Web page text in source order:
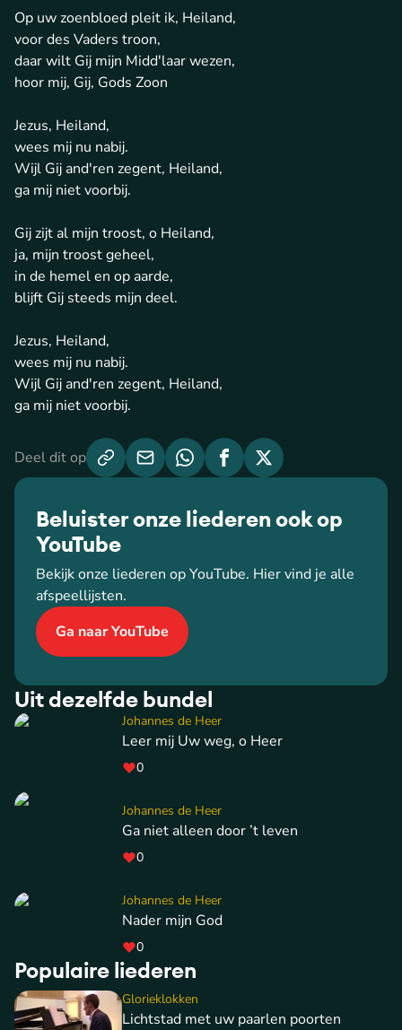
Op uw zoenbloed pleit ik, Heiland,
voor des Vaders troon,
daar wilt Gij mijn Midd'laar wezen,
hoor mij, Gij, Gods Zoon
Jezus, Heiland,
wees mij nu nabij.
Wijl Gij and'ren zegent, Heiland,
ga mij niet voorbij.
Gij zijt al mijn troost, o Heiland,
ja, mijn troost geheel,
in de hemel en op aarde,
blijft Gij steeds mijn deel.
Jezus, Heiland,
wees mij nu nabij.
Wijl Gij and'ren zegent, Heiland,
ga mij niet voorbij.
Deel dit op
Beluister onze liederen ook op
YouTube
Bekijk onze liederen op YouTube. Hier vind je alle
afspeellijsten.
Ga naar YouTube
Uit dezelfde bundel
Johannes de Heer
Leer mij Uw weg, o Heer
0
Johannes de Heer
Ga niet alleen door ’t leven
0
Johannes de Heer
Nader mijn God
0
Populaire liederen
Glorieklokken
Lichtstad met uw paarlen poorten